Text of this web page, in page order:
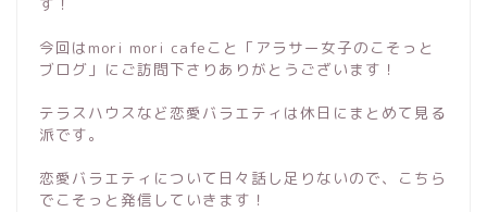
す！
今回はmori mori cafeこと「アラサー女子のこそっと
ブログ」にご訪問下さりありがとうございます！
テラスハウスなど恋愛バラエティは休日にまとめて見る
派です。
恋愛バラエティについて日々話し足りないので、こちら
でこそっと発信していきます！